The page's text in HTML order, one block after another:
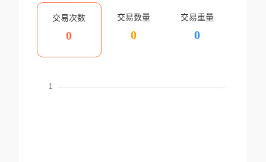
交易次数
0
交易数量
0
交易重量
0